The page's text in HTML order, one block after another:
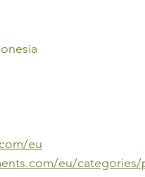
eu
eu/